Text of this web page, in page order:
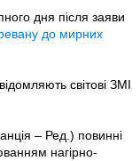
дня після заяви
до мирних
світові ЗМІ
– Ред.) повинні
нагірно-